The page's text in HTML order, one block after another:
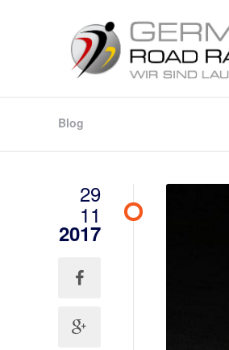
Blog
29
11
2017